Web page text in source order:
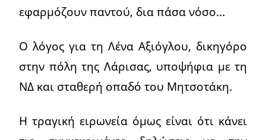
εφαρμόζουν παντού, δια πάσα νόσο…
Ο λόγος για τη Λένα Αξιόγλου, δικηγόρο
στην πόλη της Λάρισας, υποψήφια με τη
ΝΔ και σταθερή οπαδό του Μητσοτάκη.
Η τραγική ειρωνεία όμως είναι ότι κάνει